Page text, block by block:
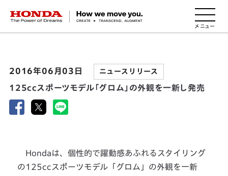
HONDA The Power of Dreams
2016年06月03日 ニュースリリース
125ccスポーツモデル「グロム」の外観を一新し発売
Hondaは、個性的で躍動感あふれるスタイリング
の125ccスポーツモデル「グロム」の外観を一新